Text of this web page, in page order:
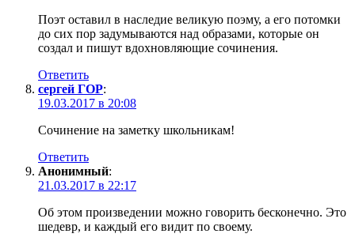
Поэт оставил в наследие великую поэму, а его потомки
до сих пор задумываются над образами, которые он
создал и пишут вдохновляющие сочинения.
Ответить
сергей ГОР:
19.03.2017 в 20:08
Сочинение на заметку школьникам!
Ответить
Анонимный:
21.03.2017 в 22:17
Об этом произведении можно говорить бесконечно. Это
шедевр, и каждый его видит по своему.